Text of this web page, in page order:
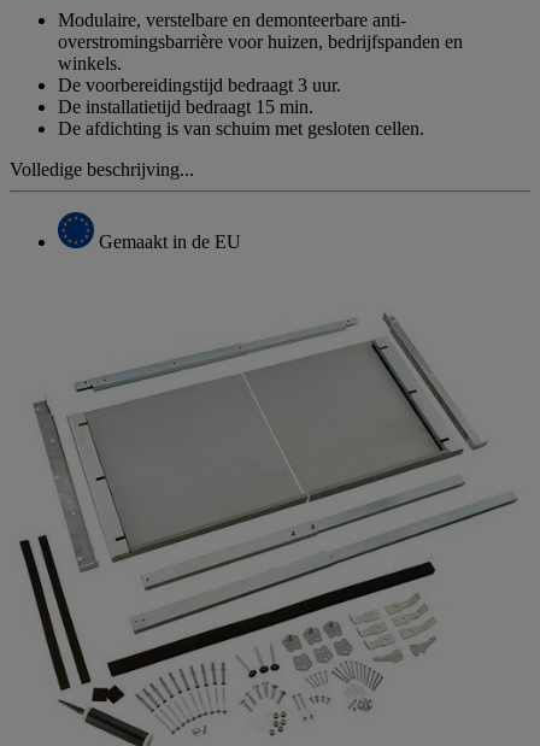
Modulaire, verstelbare en demonteerbare anti-
overstromingsbarrière voor huizen, bedrijfspanden en
winkels.
De voorbereidingstijd bedraagt 3 uur.
De installatietijd bedraagt 15 min.
De afdichting is van schuim met gesloten cellen.
Volledige beschrijving...
Gemaakt in de EU